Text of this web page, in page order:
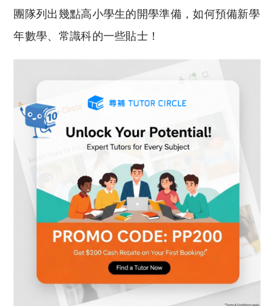
團隊列出幾點高小學生的開學準備，如何預備新學
年數學、常識科的一些貼士！